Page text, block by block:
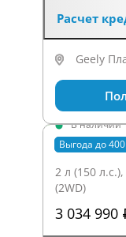
Расчет
Geely
Выгода до
В наличии
Preface
2 л (150
(2WD)
3 034 990